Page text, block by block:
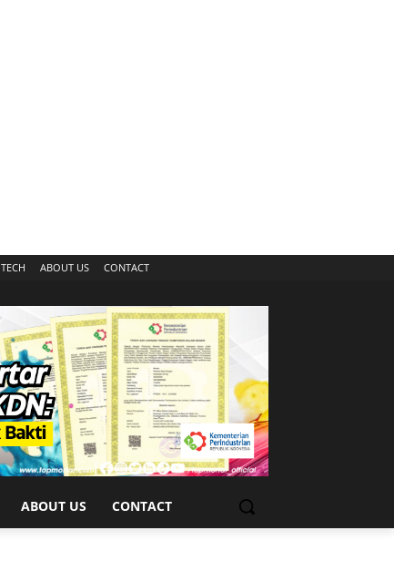
TECH ABOUT US CONTACT
ABOUT US CONTACT